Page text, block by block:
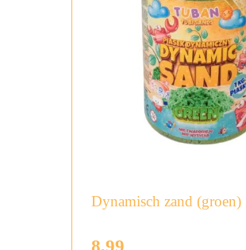
Dynamisch zand (groen)